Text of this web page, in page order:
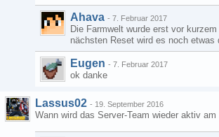
Ahava - 7. Februar 2017
Die Farmwelt wurde erst vor
nächsten Reset wird es noch etwas
Eugen - 7. Februar 2017
ok danke
Lassus02 - 19. September 2016
Wann wird das Server-Team wieder aktiv